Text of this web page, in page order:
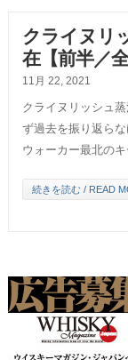
クライヌリ
在【前半／全
11月 22, 2021
クライヌリッシュ
ず過去を振り返ら
ウォーカー最北の
続きを読む / READ